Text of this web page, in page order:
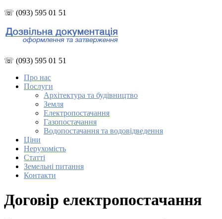
☏ (093) 595 01 51
☏ (093) 595 01 51
Про нас
Послуги
Архітектура та будівництво
Земля
Електропостачання
Газопостачання
Водопостачання та водовідведення
Ціни
Нерухомість
Статті
Земельні питання
Контакти
Договір електропостачання